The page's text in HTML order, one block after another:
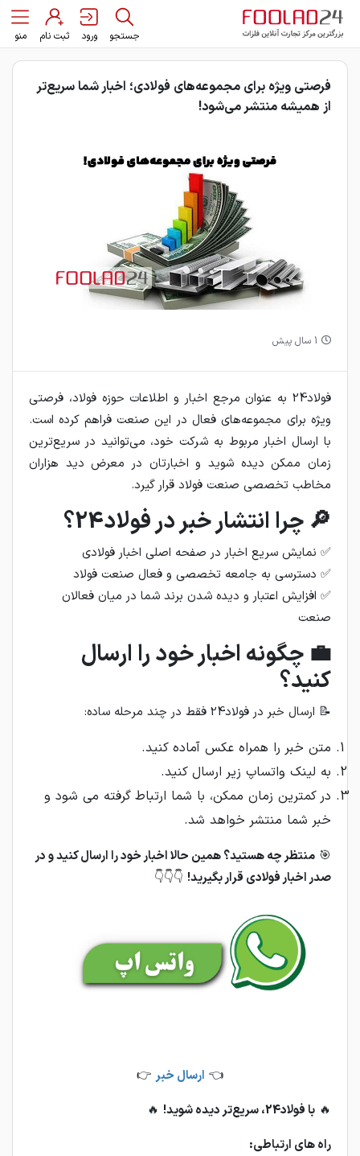
جستجو ورود ثبت نام منو
فرصتی ویژه برای مجموعه‌های فولادی؛ اخبار شما سریع‌تر
از همیشه منتشر می‌شود!
1 سال پیش
فولاد24 به عنوان مرجع اخبار و اطلاعات حوزه فولاد، فرصتی
ویژه برای مجموعه‌های فعال در این صنعت فراهم کرده است.
با ارسال اخبار مربوط به شرکت خود، می‌توانید در سریع‌ترین
زمان ممکن دیده شوید و اخبارتان در معرض دید هزاران
مخاطب تخصصی صنعت فولاد قرار گیرد.
🔎 چرا انتشار خبر در فولاد24؟
✅ نمایش سریع اخبار در صفحه اصلی اخبار فولادی
✅ دسترسی به جامعه تخصصی و فعال صنعت فولاد
✅ افزایش اعتبار و دیده شدن برند شما در میان فعالان
صنعت
💼 چگونه اخبار خود را ارسال
کنید؟
📝 ارسال خبر در فولاد24 فقط در چند مرحله ساده:
متن خبر را همراه عکس آماده کنید.
به لینک واتساپ زیر ارسال کنید.
در کمترین زمان ممکن، با شما ارتباط گرفته می شود و
خبر شما منتشر خواهد شد.
🎯 منتظر چه هستید؟ همین حالا اخبار خود را ارسال کنید و در
صدر اخبار فولادی قرار بگیرید! 👇👇👇
👈 ارسال خبر 👉
🔥 با فولاد24، سریع‌تر دیده شوید!
🔥
راه های ارتباطی: